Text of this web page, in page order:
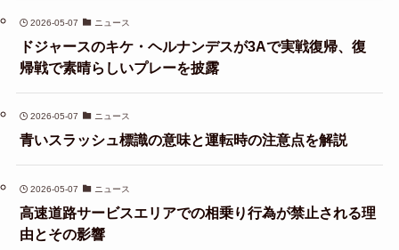
2026-05-07 ニュース
ドジャースのキケ・ヘルナンデスが3Aで実戦復帰、復
帰戦で素晴らしいプレーを披露
2026-05-07 ニュース
青いスラッシュ標識の意味と運転時の注意点を解説
2026-05-07 ニュース
高速道路サービスエリアでの相乗り行為が禁止される理
由とその影響